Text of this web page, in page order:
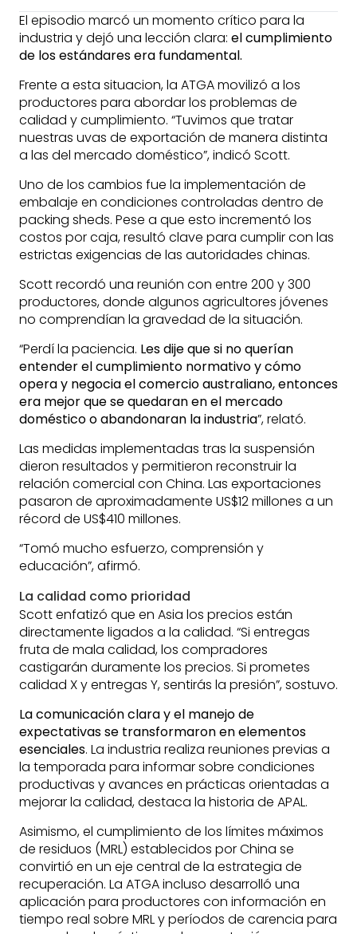
El episodio marcó un momento crítico para la
industria y dejó una lección clara: el cumplimiento
de los estándares era fundamental.
Frente a esta situacion, la ATGA movilizó a los
productores para abordar los problemas de
calidad y cumplimiento. “Tuvimos que tratar
nuestras uvas de exportación de manera distinta
a las del mercado doméstico”, indicó Scott.
Uno de los cambios fue la implementación de
embalaje en condiciones controladas dentro de
packing sheds. Pese a que esto incrementó los
costos por caja, resultó clave para cumplir con las
estrictas exigencias de las autoridades chinas.
Scott recordó una reunión con entre 200 y 300
productores, donde algunos agricultores jóvenes
no comprendían la gravedad de la situación.
“Perdí la paciencia. Les dije que si no querían
entender el cumplimiento normativo y cómo
opera y negocia el comercio australiano, entonces
era mejor que se quedaran en el mercado
doméstico o abandonaran la industria”, relató.
Las medidas implementadas tras la suspensión
dieron resultados y permitieron reconstruir la
relación comercial con China. Las exportaciones
pasaron de aproximadamente US$12 millones a un
récord de US$410 millones.
“Tomó mucho esfuerzo, comprensión y
educación”, afirmó.
La calidad como prioridad
Scott enfatizó que en Asia los precios están
directamente ligados a la calidad. “Si entregas
fruta de mala calidad, los compradores
castigarán duramente los precios. Si prometes
calidad X y entregas Y, sentirás la presión”, sostuvo.
La comunicación clara y el manejo de
expectativas se transformaron en elementos
esenciales. La industria realiza reuniones previas a
la temporada para informar sobre condiciones
productivas y avances en prácticas orientadas a
mejorar la calidad, destaca la historia de APAL.
Asimismo, el cumplimiento de los límites máximos
de residuos (MRL) establecidos por China se
convirtió en un eje central de la estrategia de
recuperación. La ATGA incluso desarrolló una
aplicación para productores con información en
tiempo real sobre MRL y períodos de carencia para